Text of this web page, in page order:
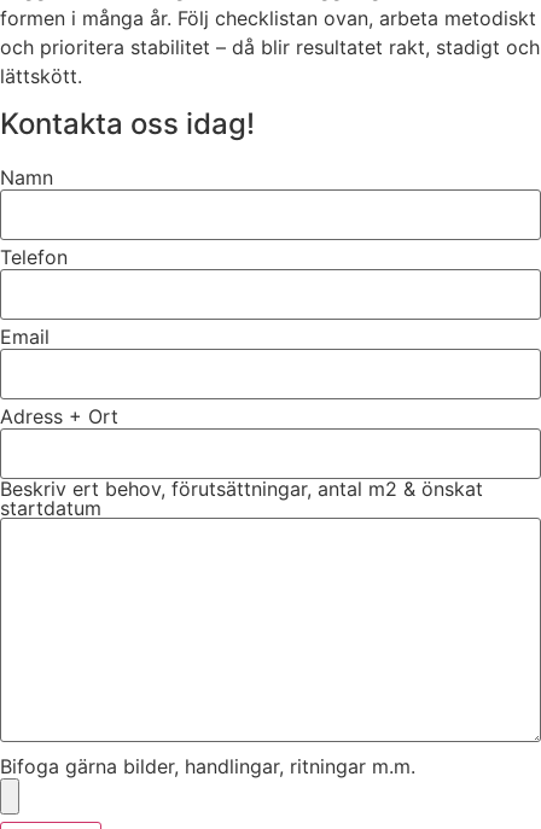
formen i många år. Följ checklistan ovan, arbeta metodiskt
och prioritera stabilitet – då blir resultatet rakt, stadigt och
lättskött.
Kontakta oss idag!
Namn
Telefon
Email
Adress + Ort
Beskriv ert behov, förutsättningar, antal m2 & önskat
startdatum
Bifoga gärna bilder, handlingar, ritningar m.m.